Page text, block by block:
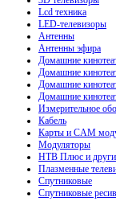
Lcd техника
LED-телевизоры
Антенны
Антенны эфира
Домашние
Домашние
Домашние
Домашние
Измерительное
Кабель
Карты и CAM
Модуляторы
НТВ Плюс и
Плазменные
Спутниковые
Спутниковые